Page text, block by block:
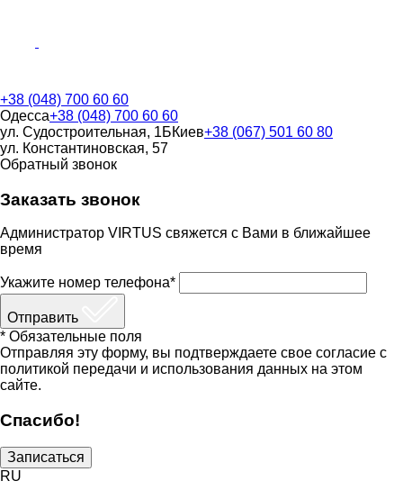
+38 (048) 700 60 60
Одесса+38 (048) 700 60 60
ул. Судостроительная, 1БКиев+38 (067) 501 60 80
ул. Константиновская, 57
Обратный звонок
Заказать звонок
Администратор VIRTUS свяжется с Вами в ближайшее
время
Укажите номер телефона*
Отправить
* Обязательные поля
Отправляя эту форму, вы подтверждаете свое согласие с
политикой передачи и использования данных на этом
сайте.
Спасибо!
Записаться
RU